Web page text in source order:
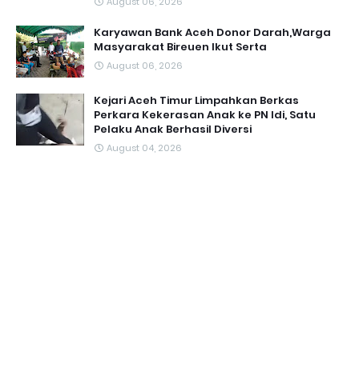
Karyawan Bank Aceh Donor Darah,Warga
Masyarakat Bireuen Ikut Serta
August 06, 2026
Kejari Aceh Timur Limpahkan Berkas
Perkara Kekerasan Anak ke PN Idi, Satu
Pelaku Anak Berhasil Diversi
August 04, 2026